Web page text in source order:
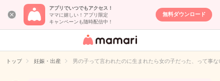
アプリでいつでもアクセス！
ママに嬉しい！アプリ限定
キャンペーンも随時配信中！
無料ダウンロード
女性専用匿名QA
イト
トップ 妊娠・出産 男の子って言われたのに生まれたら女の子だった、って事